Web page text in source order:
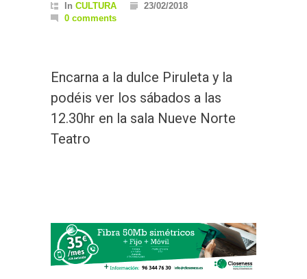
In CULTURA
23/02/2018
0 comments
Encarna a la dulce Piruleta y la
podéis ver los sábados a las
12.30hr en la sala Nueve Norte
Teatro